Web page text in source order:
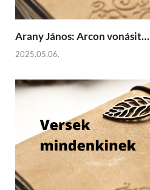
Arany János: Arcon vonásit…
2025.05.06.